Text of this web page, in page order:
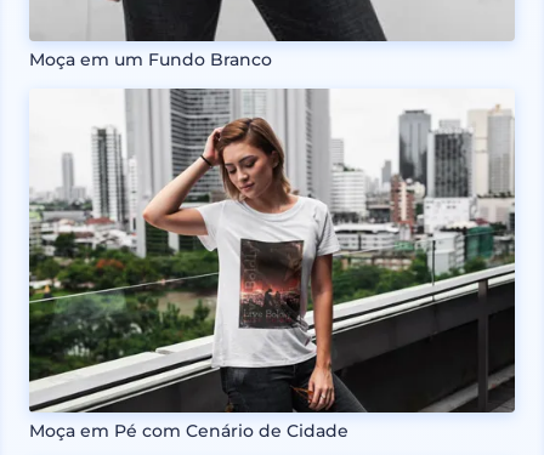
Moça em um Fundo Branco
Moça em Pé com Cenário de Cidade